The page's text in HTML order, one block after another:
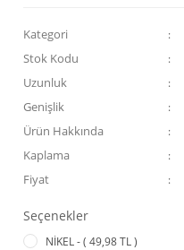
Kategori
Stok Kodu
Uzunluk
Genişlik
Ürün Hakkında
Kaplama
Fiyat
Seçenekler
NİKEL - ( 49,98 TL )